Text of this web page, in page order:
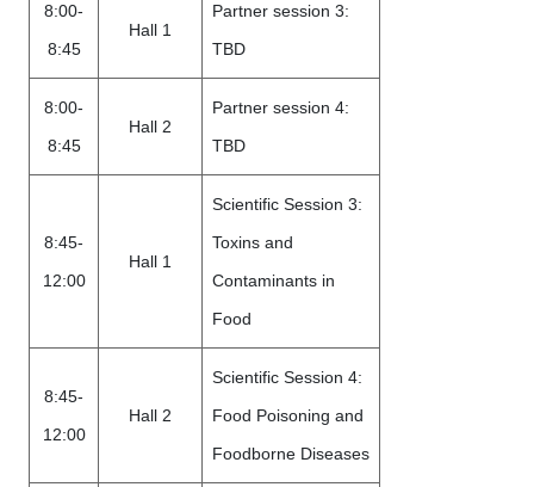
8:00-
8:45
Hall 1
Partner session 3:
TBD
8:00-
8:45
Hall 2
Partner session 4:
TBD
8:45-
12:00
Hall 1
Scientific Session 3:
Toxins and
Contaminants in
Food
8:45-
12:00
Hall 2
Scientific Session 4:
Food Poisoning and
Foodborne Diseases